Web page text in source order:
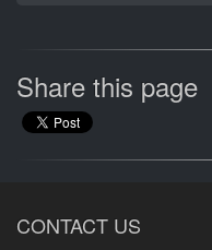
Share this page
CONTACT US